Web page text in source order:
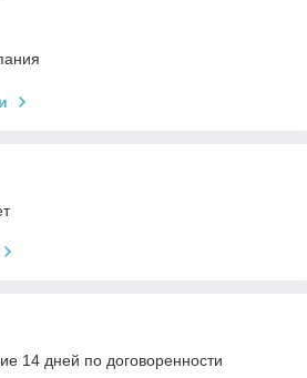
14 дней по договоренности